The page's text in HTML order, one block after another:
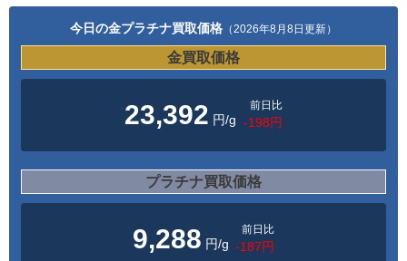
今日の金プラチナ買取価格 （2026年8月8日更新）
金買取価格
23,392 円/g
前日比
-198円
プラチナ買取価格
9,288 円/g
前日比
-187円